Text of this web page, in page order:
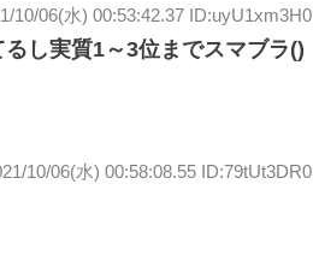
10/06(水) 00:53:42.37 ID:uyU1xm3H0
し実質1～3位までスマブラ()
10/06(水) 00:58:08.55 ID:79tUt3DR0